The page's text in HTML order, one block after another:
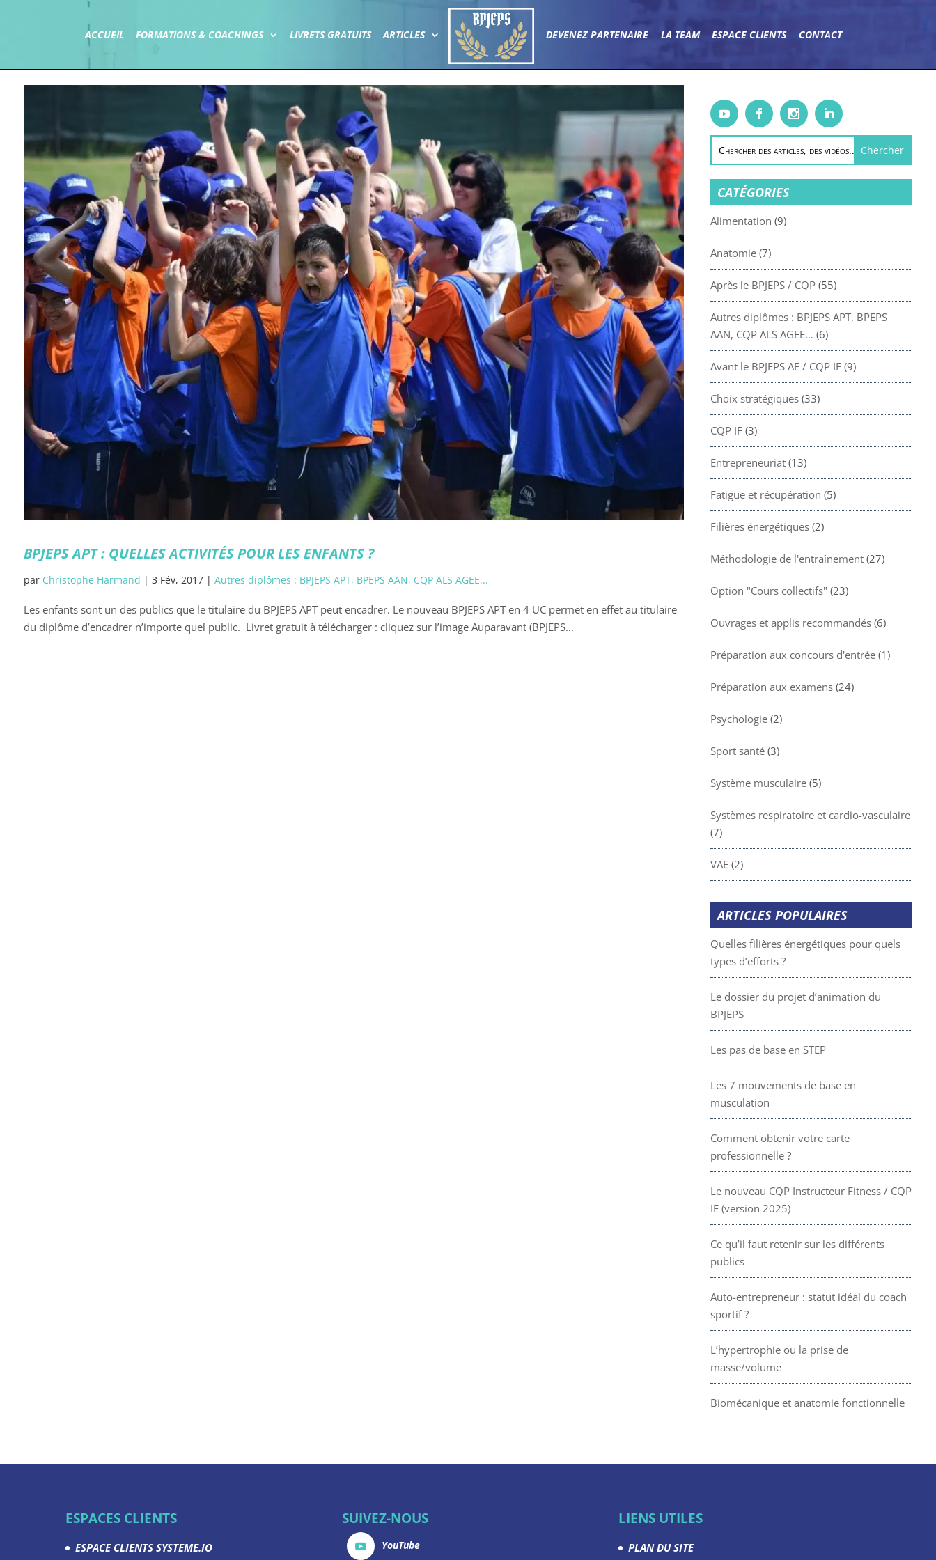
ACCUEIL FORMATIONS & COACHINGS LIVRETS GRATUITS ARTICLES DEVENEZ PARTENAIRE LA TEAM ESPACE CLIENTS CONTACT
BPJEPS APT : QUELLES ACTIVITÉS POUR LES ENFANTS ?
par Christophe Harmand | 3 Fév, 2017| Autres diplômes : BPJEPS APT, BPEPS AAN, CQP ALS AGEE...
Les enfants sont un des publics que le titulaire du BPJEPS APT peut encadrer. Le nouveau BPJEPS APT en 4 UC permet en effet au titulaire
du diplôme d’encadrer n’importe quel public. Livret gratuit à télécharger : cliquez sur l’image Auparavant (BPJEPS...
CATÉGORIES
Alimentation (9)
Anatomie(7)
Après le BPJEPS / CQP(55)
Autres diplômes : BPJEPS APT, BPEPS
AAN, CQP ALS AGEE… (6)
Avant le BPJEPS AF / CQP IF(9)
Choix stratégiques(33)
CQP IF(3)
Entrepreneuriat(13)
Fatigue et récupération (5)
Filières énergétiques(2)
Méthodologie de l'entraînement(27)
Option "Cours collectifs" (23)
Ouvrages et applis recommandés(6)
Préparation aux concours d'entrée(1)
Préparation aux examens(24)
Psychologie(2)
Sport santé(3)
Système musculaire(5)
Systèmes respiratoire et cardio-vasculaire
(7)
VAE(2)
ARTICLES POPULAIRES
Quelles filières énergétiques pour quels
types d’efforts ?
Le dossier du projet d’animation du
BPJEPS
Les pas de base en STEP
Les 7 mouvements de base en
musculation
Comment obtenir votre carte
professionnelle ?
Le nouveau CQP Instructeur Fitness / CQP
IF (version 2025)
Ce qu’il faut retenir sur les différents
publics
Auto-entrepreneur : statut idéal du coach
sportif ?
L’hypertrophie ou la prise de
masse/volume
Biomécanique et anatomie fonctionnelle
ESPACES CLIENTS
ESPACE CLIENTS SYSTEME.IO
SUIVEZ-NOUS
YouTube
LIENS UTILES
PLAN DU SITE